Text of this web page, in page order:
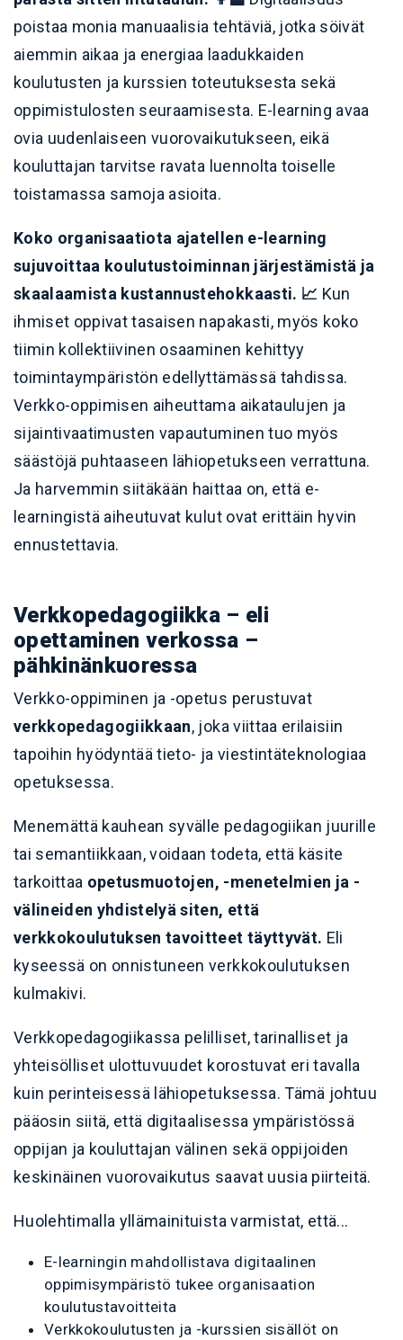
poistaa monia manuaalisia tehtäviä, jotka söivät
aiemmin aikaa ja energiaa laadukkaiden
koulutusten ja kurssien toteutuksesta sekä
oppimistulosten seuraamisesta. E-learning avaa
ovia uudenlaiseen vuorovaikutukseen, eikä
kouluttajan tarvitse ravata luennolta toiselle
toistamassa samoja asioita.
Koko organisaatiota ajatellen e-learning
sujuvoittaa koulutustoiminnan järjestämistä ja
skaalaamista kustannustehokkaasti. 📈 Kun
ihmiset oppivat tasaisen napakasti, myös koko
tiimin kollektiivinen osaaminen kehittyy
toimintaympäristön edellyttämässä tahdissa.
Verkko-oppimisen aiheuttama aikataulujen ja
sijaintivaatimusten vapautuminen tuo myös
säästöjä puhtaaseen lähiopetukseen verrattuna.
Ja harvemmin siitäkään haittaa on, että e-
learningistä aiheutuvat kulut ovat erittäin hyvin
ennustettavia.
Verkkopedagogiikka – eli
opettaminen verkossa –
pähkinänkuoressa
Verkko-oppiminen ja -opetus perustuvat
verkkopedagogiikkaan, joka viittaa erilaisiin
tapoihin hyödyntää tieto- ja viestintäteknologiaa
opetuksessa.
Menemättä kauhean syvälle pedagogiikan juurille
tai semantiikkaan, voidaan todeta, että käsite
tarkoittaa opetusmuotojen, -menetelmien ja -
välineiden yhdistelyä siten, että
verkkokoulutuksen tavoitteet täyttyvät. Eli
kyseessä on onnistuneen verkkokoulutuksen
kulmakivi.
Verkkopedagogiikassa pelilliset, tarinalliset ja
yhteisölliset ulottuvuudet korostuvat eri tavalla
kuin perinteisessä lähiopetuksessa. Tämä johtuu
pääosin siitä, että digitaalisessa ympäristössä
oppijan ja kouluttajan välinen sekä oppijoiden
keskinäinen vuorovaikutus saavat uusia piirteitä.
Huolehtimalla yllämainituista varmistat, että...
E-learningin mahdollistava digitaalinen
oppimisympäristö tukee organisaation
koulutustavoitteita
Verkkokoulutusten ja -kurssien sisällöt on